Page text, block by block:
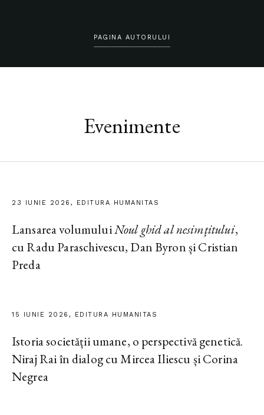
PAGINA AUTORULUI
Evenimente
23 IUNIE 2026, EDITURA HUMANITAS
Lansarea volumuluiNoul ghid al nesimțitului,
cu Radu Paraschivescu, Dan Byron și Cristian
Preda
15 IUNIE 2026, EDITURA HUMANITAS
Istoria societății umane, o perspectivă genetică.
Niraj Rai în dialog cu Mircea Iliescu și Corina
Negrea